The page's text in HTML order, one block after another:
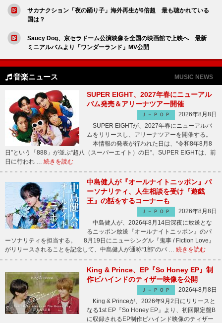
サカナクション「夜の踊り子」海外再生が6倍超 最も聴かれている
国は？
Saucy Dog、京セラドーム公演映像を全国の映画館で上映へ 最新
ミニアルバムより「ワンダーランド」MV公開
音楽ニュース MUSIC NEWS
SUPER EIGHT、2027年春にニューアル
バム発売＆アリーナツアー開催
Ｊ－ＰＯＰ
2026年8月8日
SUPER EIGHTが、2027年春にニューアルバ
ムをリリースし、アリーナツアーを開催する。
本情報の発表が行われた日は、“令和8年8月8
日”という「888」が並ぶ“超八（スーパーエイト）の日”。SUPER EIGHTは、前
日に行われ … 続きを読む
中島健人が『オールナイトニッポン』パ
ーソナリティ、人生相談を受け『遊戯
王』の話をするコーナーも
Ｊ－ＰＯＰ
2026年8月8日
中島健人が、2026年8月14日深夜に放送とな
るニッポン放送『オールナイトニッポン』のパ
ーソナリティを担当する。 8月19日にニューシングル『鬼事 / Fiction Love』
がリリースされることを記念して、中島健人が通称“1部”のパ … 続きを読む
King & Prince、EP『So Honey EP』制
作ビハインドのティザー映像を公開
Ｊ－ＰＯＰ
2026年8月8日
King & Princeが、2026年9月2日にリリースと
なる1st EP『So Honey EP』より、初回限定盤B
に収録されるEP制作ビハインド映像のティザー